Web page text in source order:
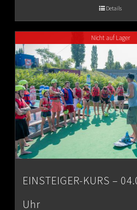
€80.00
Details
Nicht auf Lager
EINSTEIGER-KURS –
Uhr